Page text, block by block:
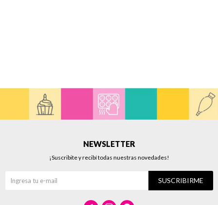
NEWSLETTER
¡Suscribite y recibí todas nuestras novedades!
SUSCRIBIRME